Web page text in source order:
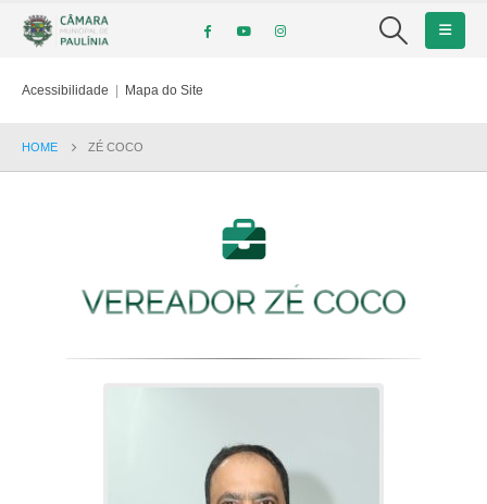
Acessibilidade | Mapa do Site
HOME ZÉ COCO